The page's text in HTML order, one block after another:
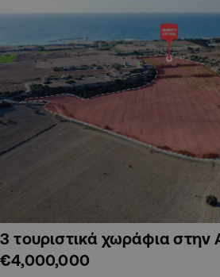
3 τουριστικά χωράφια στην
€4,000,000